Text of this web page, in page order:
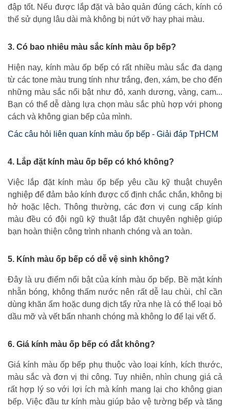
đập tốt. Nếu được lắp đặt và bảo quản đúng cách, kính có
thể sử dụng lâu dài mà không bị nứt vỡ hay phai màu.
3. Có bao nhiêu màu sắc kính màu ốp bếp?
Hiện nay, kính màu ốp bếp có rất nhiều màu sắc đa dạng
từ các tone màu trung tính như trắng, đen, xám, be cho đến
những màu sắc nổi bật như đỏ, xanh dương, vàng, cam...
Bạn có thể dễ dàng lựa chọn màu sắc phù hợp với phong
cách và không gian bếp của mình.
Các câu hỏi liên quan kính màu ốp bếp - Giải đáp TpHCM
4. Lắp đặt kính màu ốp bếp có khó không?
Việc lắp đặt kính màu ốp bếp yêu cầu kỹ thuật chuyên
nghiệp để đảm bảo kính được cố định chắc chắn, không bị
hở hoặc lệch. Thông thường, các đơn vị cung cấp kính
màu đều có đội ngũ kỹ thuật lắp đặt chuyên nghiệp giúp
bạn hoàn thiện công trình nhanh chóng và an toàn.
5. Kính màu ốp bếp có dễ vệ sinh không?
Đây là ưu điểm nổi bật của kính màu ốp bếp. Bề mặt kính
nhẵn bóng, không thấm nước nên rất dễ lau chùi, chỉ cần
dùng khăn ẩm hoặc dung dịch tẩy rửa nhẹ là có thể loại bỏ
dầu mỡ và vết bẩn nhanh chóng mà không lo để lại vết ố.
6. Giá kính màu ốp bếp có đắt không?
Giá kính màu ốp bếp phụ thuộc vào loại kính, kích thước,
màu sắc và đơn vị thi công. Tuy nhiên, nhìn chung giá cả
rất hợp lý so với lợi ích mà kính mang lại cho không gian
bếp. Việc đầu tư kính màu giúp bảo vệ tường bếp và tăng